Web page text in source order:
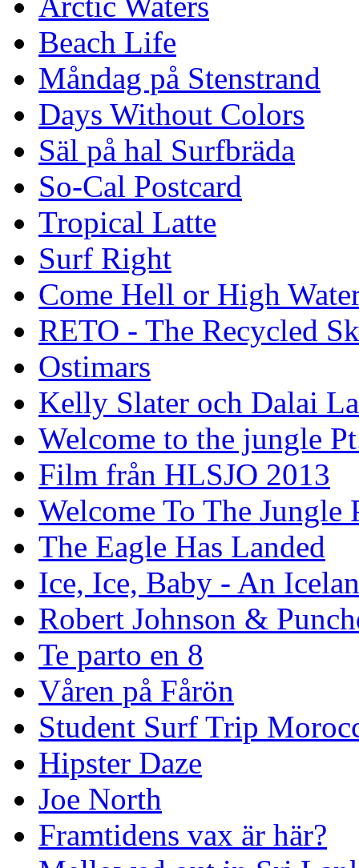
Beach Life
Måndag på Stenstrand
Days Without Colors
Säl på hal Surfbräda
So-Cal Postcard
Tropical Latte
Surf Right
Come Hell or High
RETO - The Recycled
Ostimars
Kelly Slater och Dalai
Welcome to the jungle
Film från HLSJO 2013
Welcome To The Jungle
The Eagle Has Landed
Ice, Ice, Baby - An
Robert Johnson &
Te parto en 8
Våren på Fårön
Student Surf Trip
Hipster Daze
Joe North
Framtidens vax är här?